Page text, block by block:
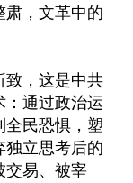
肃，文革中的
致，这是中共
：通过政治运
全民恐惧，塑
独立思考后的
交易、被宰